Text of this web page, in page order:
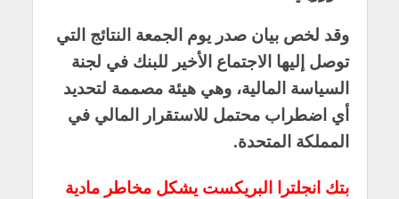
وقد لخص بيان صدر يوم الجمعة النتائج التي
توصل إليها الاجتماع الأخير للبنك في لجنة
السياسة المالية، وهي هيئة مصممة لتحديد
أي اضطراب محتمل للاستقرار المالي في
المملكة المتحدة.
بتك انجلترا البريكست يشكل مخاطر مادية